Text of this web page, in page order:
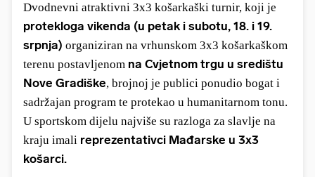
Dvodnevni atraktivni 3x3 košarkaški turnir, koji je
protekloga vikenda (u petak i subotu, 18. i 19.
srpnja) organiziran na vrhunskom 3x3 košarkaškom
terenu postavljenom na Cvjetnom trgu u središtu
Nove Gradiške, brojnoj je publici ponudio bogat i
sadržajan program te protekao u humanitarnom tonu.
U sportskom dijelu najviše su razloga za slavlje na
kraju imali reprezentativci Mađarske u 3x3
košarci.